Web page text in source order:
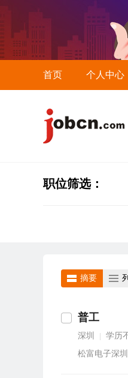
首页 个人中心
职位筛选：
摘要
普工
深圳 学历
松富电子深